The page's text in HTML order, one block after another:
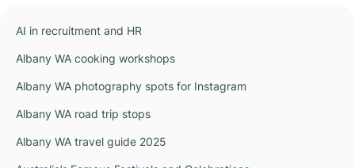
AI in recruitment and HR
Albany WA cooking workshops
Albany WA photography spots for Instagram
Albany WA road trip stops
Albany WA travel guide 2025